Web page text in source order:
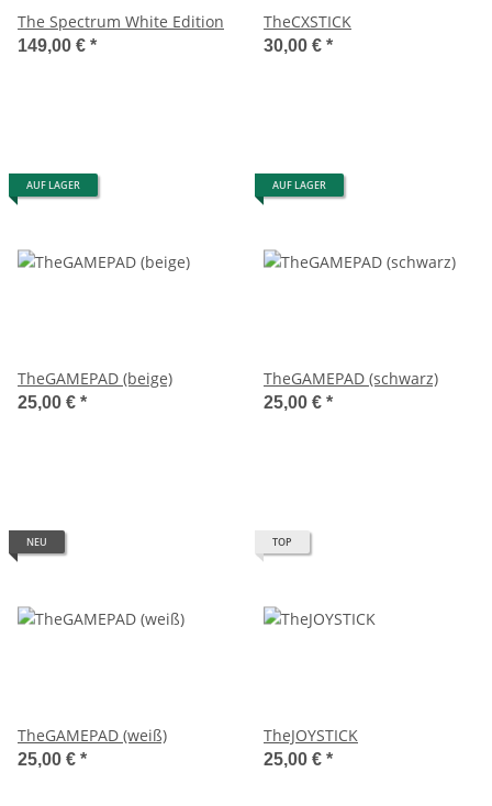
The Spectrum White Edition
149,00 € *
TheCXSTICK
30,00 € *
AUF LAGER
TheGAMEPAD (beige)
25,00 € *
AUF LAGER
TheGAMEPAD (schwarz)
25,00 € *
NEU
TheGAMEPAD (weiß)
25,00 € *
TOP
TheJOYSTICK
25,00 € *